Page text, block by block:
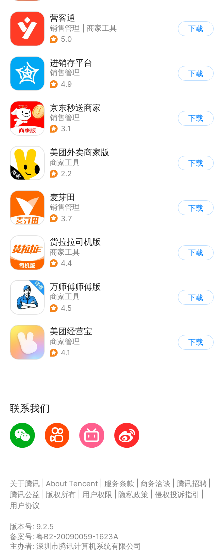
营客通
销售管理
商家工具
5.0
下载
进销存平台
销售管理
4.9
下载
京东秒送商家
销售管理
3.1
下载
美团外卖商家版
商家工具
2.2
下载
麦芽田
销售管理
3.7
下载
货拉拉司机版
商家工具
4.4
下载
万师傅师傅版
商家工具
4.5
下载
美团经营宝
商家管理
4.1
下载
联系我们
关于腾讯 About Tencent 服务条款 商务洽谈 腾讯招聘
腾讯公益
版权所有 用户权限 隐私政策 侵权投诉指引
用户协议
版本号: 9.2.5
备案号: 粤B2-20090059-1623A
主办者: 深圳市腾讯计算机系统有限公司